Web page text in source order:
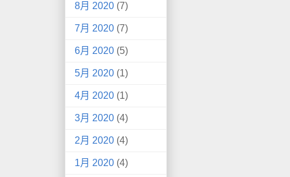
8月 2020 (7)
7月 2020 (7)
6月 2020 (5)
5月 2020 (1)
4月 2020 (1)
3月 2020 (4)
2月 2020 (4)
1月 2020 (4)